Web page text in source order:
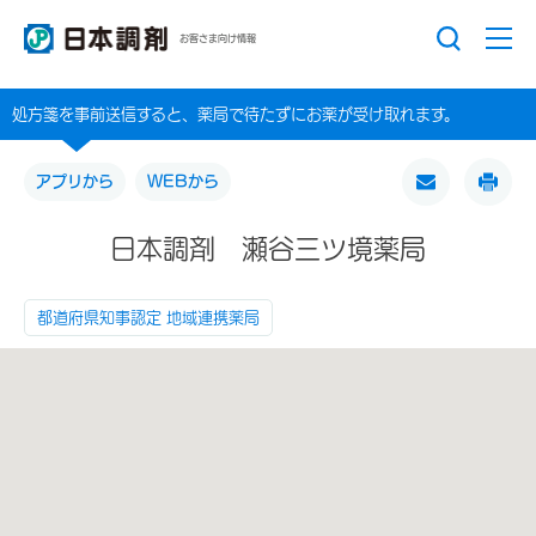
お客さま向け情報
処方箋を事前送信すると、薬局で待たずにお薬が受け取れます。
アプリから WEBから
日本調剤 瀬谷三ツ境薬局
都道府県知事認定 地域連携薬局